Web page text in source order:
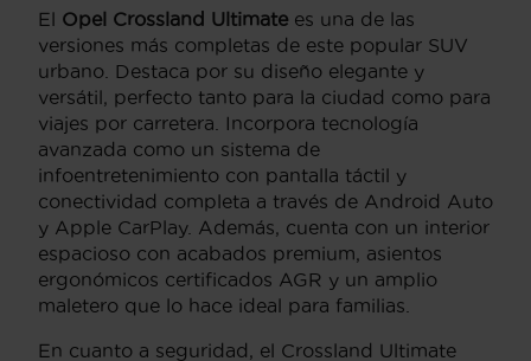
El Opel Crossland Ultimate es una de las
versiones más completas de este popular SUV
urbano. Destaca por su diseño elegante y
versátil, perfecto tanto para la ciudad como para
viajes por carretera. Incorpora tecnología
avanzada como un sistema de
infoentretenimiento con pantalla táctil y
conectividad completa a través de Android Auto
y Apple CarPlay. Además, cuenta con un interior
espacioso con acabados premium, asientos
ergonómicos certificados AGR y un amplio
maletero que lo hace ideal para familias.
En cuanto a seguridad, el Crossland Ultimate